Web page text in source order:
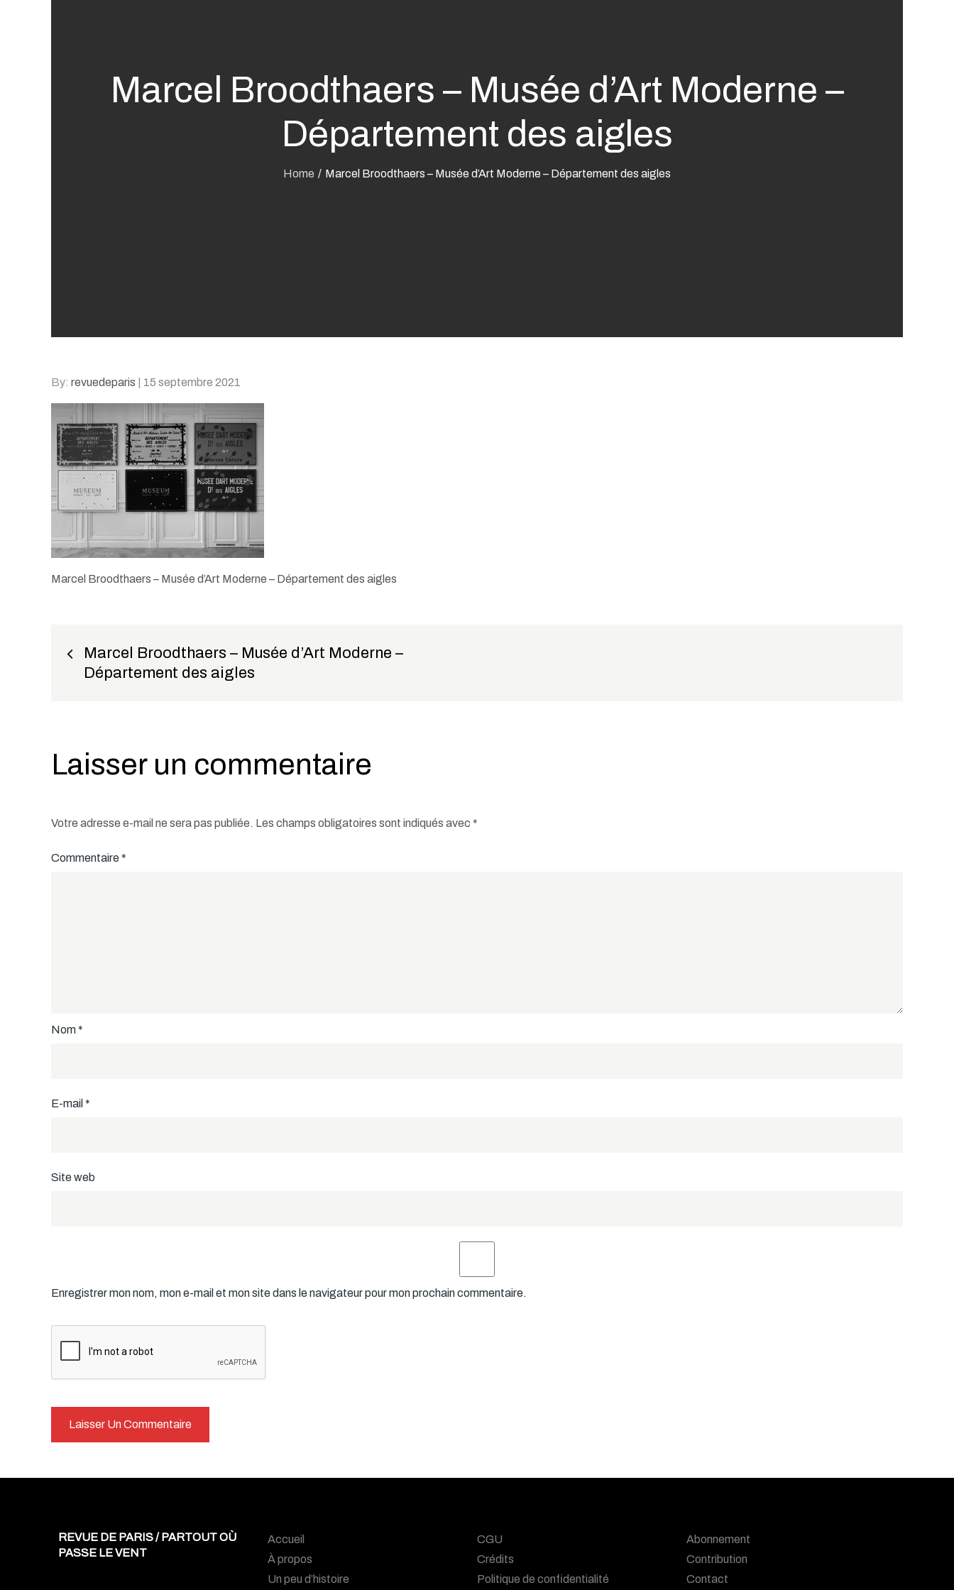
Marcel Broodthaers – Musée d’Art Moderne –
Département des aigles
Home Marcel Broodthaers – Musée d’Art Moderne – Département des aigles
By: revuedeparis
Posted
on
15 septembre 2021
Marcel Broodthaers – Musée d’Art Moderne – Département des aigles
Navigation
Marcel Broodthaers – Musée d’Art Moderne –
Département des aigles
Laisser un commentaire
Votre adresse e-mail ne sera pas publiée. Les champs obligatoires sont indiqués avec *
Commentaire *
Nom *
E-mail *
Site web
Enregistrer mon nom, mon e-mail et mon site dans le navigateur pour mon prochain commentaire.
REVUE DE PARIS / PARTOUT OÙ
PASSE LE VENT
Accueil
À propos
Un peu d’histoire
CGU
Crédits
Politique de confidentialité
Abonnement
Contribution
Contact